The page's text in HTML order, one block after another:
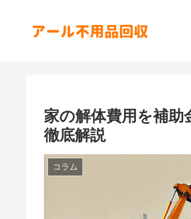
家の解体費用を補助
徹底解説
コラム